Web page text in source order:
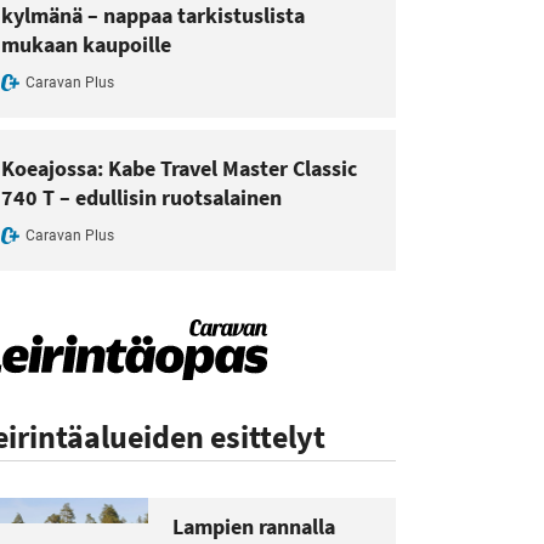
kylmänä – nappaa tarkistuslista
mukaan kaupoille
Caravan Plus
Koeajossa: Kabe Travel Master Classic
740 T – edullisin ruotsalainen
Caravan Plus
esittelyt
Lampien rannalla